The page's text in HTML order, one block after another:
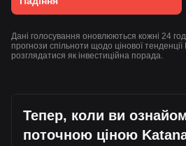
Дані голосування оновлюються кожні 24
прогнози спільноти щодо цінової
розглядатися як інвестиційна порада.
Тепер, коли ви
поточною ціною